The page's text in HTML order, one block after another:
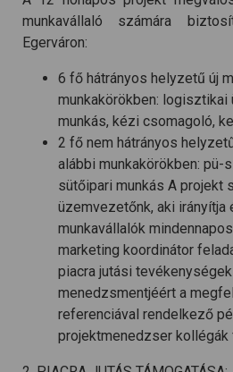
munkavállaló számára
Egerváron:
6 fő hátrányos helyzetű új
munkakörökben: logisztikai
munkás, kézi csomagoló,
2 fő nem hátrányos
alábbi munkakörökben:
sütőipari munkás A projekt
üzemvezetőnk, aki irányítja
munkavállalók
marketing koordinátor
piacra jutási
menedzsmentjéért a
referenciával rendelkező
projektmenedzser kollégák